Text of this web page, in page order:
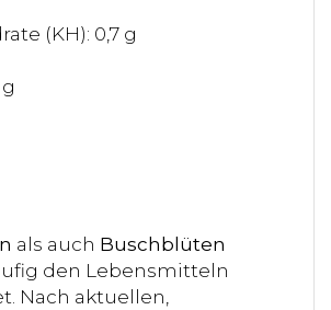
(KH): 0,7 g
als auch Buschblüten
den Lebensmitteln
Nach aktuellen,